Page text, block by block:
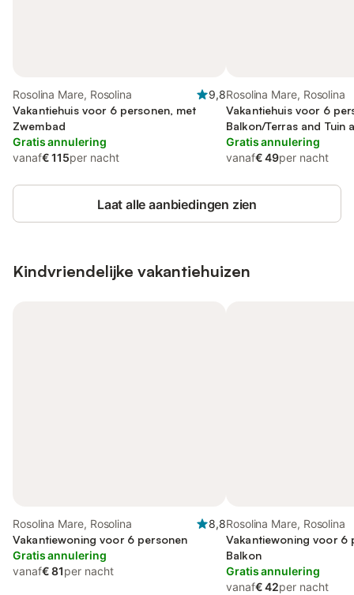
Rosolina Mare, Rosolina
9,8
Vakantiehuis voor 6 personen, met
Zwembad
Gratis annulering
vanaf€ 115per nacht
Rosolina Mare, Rosolina
Vakantiehuis voor 6
Balkon/Terras and Tuin
Uitzicht
Gratis annulering
vanaf€ 49per nacht
Laat alle aanbiedingen zien
Kindvriendelijke vakantiehuizen
Rosolina Mare, Rosolina
8,8
Vakantiewoning voor 6 personen
Gratis annulering
vanaf€ 81per nacht
Rosolina Mare, Rosolina
Vakantiewoning voor 6
Balkon
Gratis annulering
vanaf€ 42per nacht